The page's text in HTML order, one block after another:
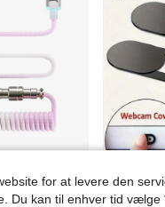
for at levere den
kan til enhver tid vælge